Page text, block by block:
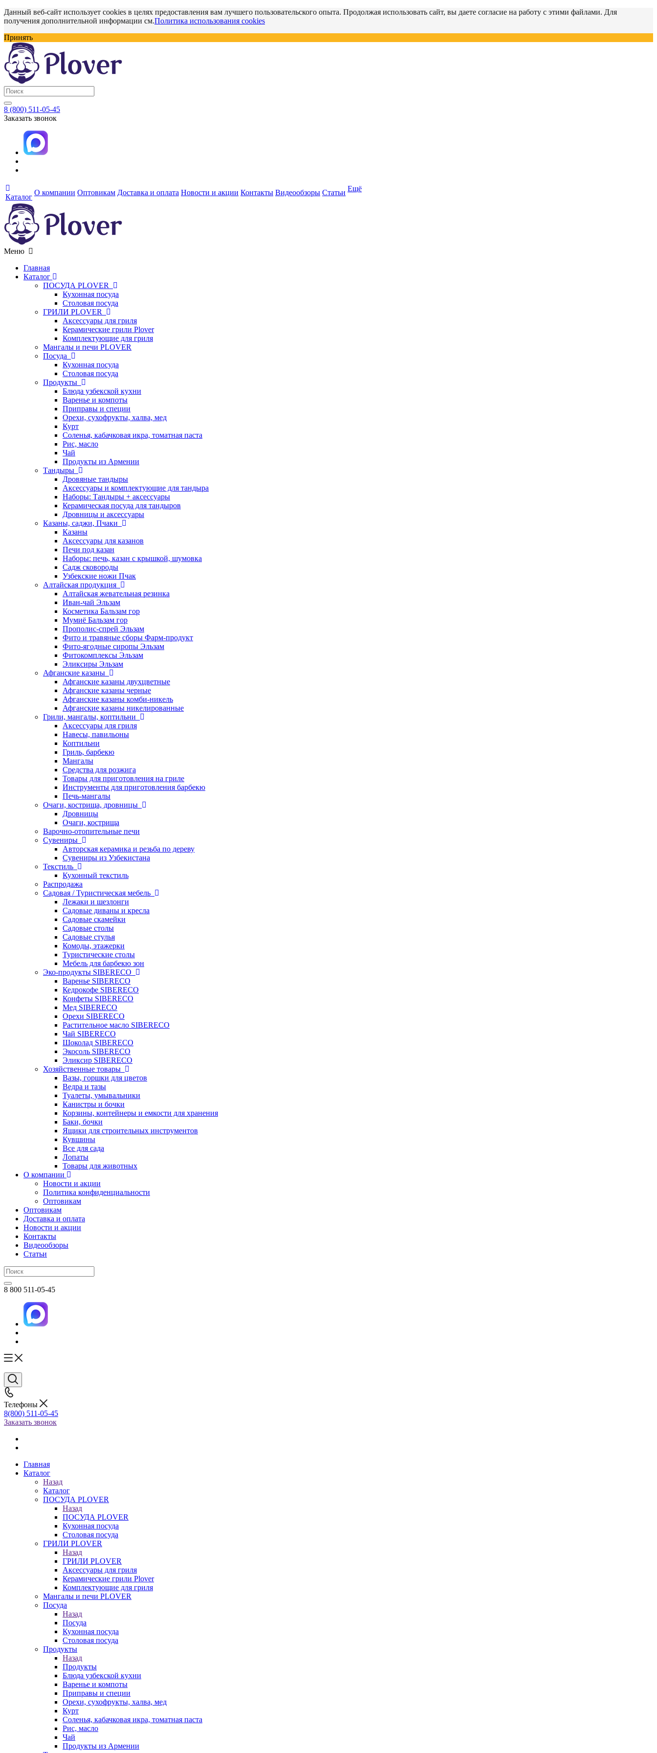
Данный веб-сайт использует cookies в целях предоставления вам лучшего пользовательского опыта. Продолжая использовать сайт, вы даете согласие на работу с этими файлами. Для
получения дополнительной информации см.Политика использования cookies
Принять
8 (800) 511-05-45
Заказать звонок
Каталог
О компании Оптовикам Доставка и оплата Новости и акции Контакты Видеообзоры Статьи Ещё
Меню
Главная
Каталог
ПОСУДА PLOVER
Кухонная посуда
Столовая посуда
ГРИЛИ PLOVER
Аксессуары для гриля
Керамические грили Plover
Комплектующие для гриля
Мангалы и печи PLOVER
Посуда
Кухонная посуда
Столовая посуда
Продукты
Блюда узбекской кухни
Варенье и компоты
Приправы и специи
Орехи, сухофрукты, халва, мед
Курт
Соленья, кабачковая икра, томатная паста
Рис, масло
Чай
Продукты из Армении
Тандыры
Дровяные тандыры
Аксессуары и комплектующие для тандыра
Наборы: Тандыры + аксессуары
Керамическая посуда для тандыров
Дровницы и аксессуары
Казаны, саджи, Пчаки
Казаны
Аксессуары для казанов
Печи под казан
Наборы: печь, казан с крышкой, шумовка
Садж сковороды
Узбекские ножи Пчак
Алтайская продукция
Алтайская жевательная резинка
Иван-чай Эльзам
Косметика Бальзам гор
Мумиё Бальзам гор
Прополис-спрей Эльзам
Фито и травяные сборы Фарм-продукт
Фито-ягодные сиропы Эльзам
Фитокомплексы Эльзам
Эликсиры Эльзам
Афганские казаны
Афганские казаны двухцветные
Афганские казаны черные
Афганские казаны комби-никель
Афганские казаны никелированные
Грили, мангалы, коптильни
Аксессуары для гриля
Навесы, павильоны
Коптильни
Гриль, барбекю
Мангалы
Средства для розжига
Товары для приготовления на гриле
Инструменты для приготовления барбекю
Печь-мангалы
Очаги, кострища, дровницы
Дровницы
Очаги, кострища
Варочно-отопительные печи
Сувениры
Авторская керамика и резьба по дереву
Сувениры из Узбекистана
Текстиль
Кухонный текстиль
Распродажа
Садовая / Туристическая мебель
Лежаки и шезлонги
Садовые диваны и кресла
Садовые скамейки
Садовые столы
Садовые стулья
Комоды, этажерки
Туристические столы
Мебель для барбекю зон
Эко-продукты SIBERECO
Варенье SIBERECO
Кедрокофе SIBERECO
Конфеты SIBERECO
Мед SIBERECO
Орехи SIBERECO
Растительное масло SIBERECO
Чай SIBERECO
Шоколад SIBERECO
Экосоль SIBERECO
Эликсир SIBERECO
Хозяйственные товары
Вазы, горшки для цветов
Ведра и тазы
Туалеты, умывальники
Канистры и бочки
Корзины, контейнеры и емкости для хранения
Баки, бочки
Ящики для строительных инструментов
Кувшины
Все для сада
Лопаты
Товары для животных
О компании
Новости и акции
Политика конфиденциальности
Оптовикам
Оптовикам
Доставка и оплата
Новости и акции
Контакты
Видеообзоры
Статьи
8 800 511-05-45
Телефоны
8(800) 511-05-45
Заказать звонок
Главная
Каталог
Назад
Каталог
ПОСУДА PLOVER
Назад
ПОСУДА PLOVER
Кухонная посуда
Столовая посуда
ГРИЛИ PLOVER
Назад
ГРИЛИ PLOVER
Аксессуары для гриля
Керамические грили Plover
Комплектующие для гриля
Мангалы и печи PLOVER
Посуда
Назад
Посуда
Кухонная посуда
Столовая посуда
Продукты
Назад
Продукты
Блюда узбекской кухни
Варенье и компоты
Приправы и специи
Орехи, сухофрукты, халва, мед
Курт
Соленья, кабачковая икра, томатная паста
Рис, масло
Чай
Продукты из Армении